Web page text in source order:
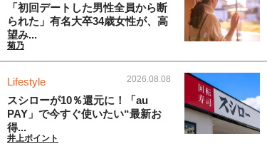
「初回デートした男性全員から断
られた」有名大卒34歳女性が、高
望み...
菊乃
Lifestyle 2026.08.08
スシローが10％還元に！「au
PAY」で今すぐ使いたい“最新お
得...
井上ポイント